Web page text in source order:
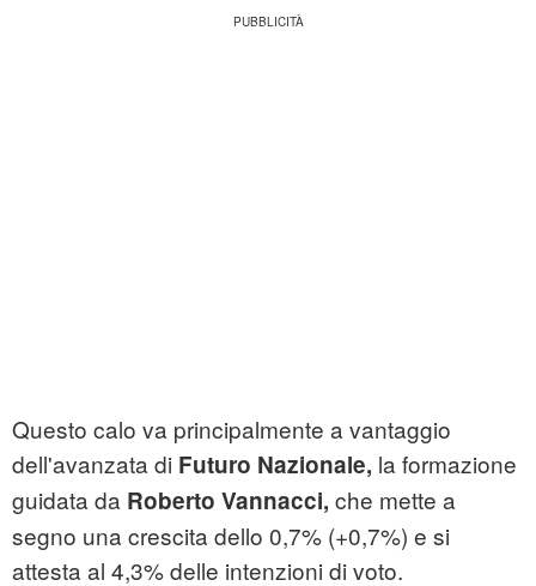
Questo calo va principalmente a vantaggio
dell'avanzata di Futuro Nazionale, la formazione
guidata da Roberto Vannacci, che mette a
segno una crescita dello 0,7% (+0,7%) e si
attesta al 4,3% delle intenzioni di voto.